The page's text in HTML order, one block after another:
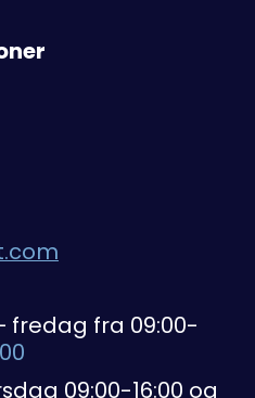
fredag fra 09:00-
09:00-16:00 og